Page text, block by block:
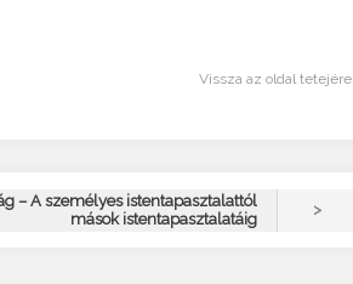
Vissza az oldal tetejére
– A személyes istentapasztalattól
mások istentapasztalatáig
>